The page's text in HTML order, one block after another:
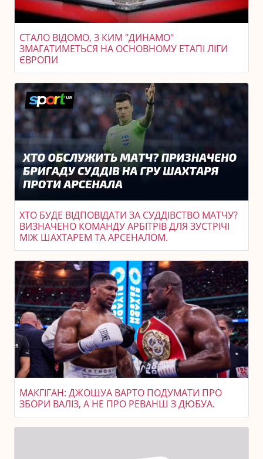
СТАЛО ВІДОМО, З КИМ "ДИНАМО"
ЗМАГАТИМЕТЬСЯ НА ОСНОВНОМУ ЕТАПІ ЛІГИ
ЄВРОПИ
ХТО БУДЕ ВІДПОВІДАТИ ЗА СУДДІВСТВО МАТЧУ?
ВИЗНАЧЕНО КОМАНДУ АРБІТРІВ ДЛЯ ЗУСТРІЧІ
МІЖ ШАХТАРЕМ ТА АРСЕНАЛОМ.
МАКГІГАН: ДЖОШУА ВАРТО ПОДУМАТИ ПРО
ЗБОРИ ВАЛІЗ, А НЕ ПРО РЕВАНШ З ДЮБУА.